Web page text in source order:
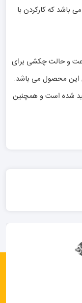
باشد که کارکردن با
و حالت چکشی برای
این محصول می باشد.
شده است و همچنین